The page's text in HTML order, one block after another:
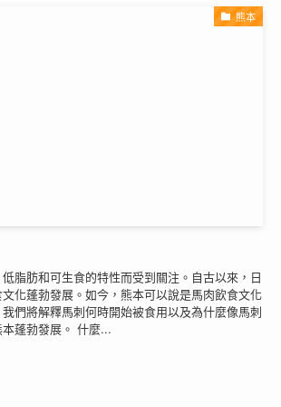
熊本
脂肪和可生食的特性而受到關注。自古以來，日
化蓬勃發展。如今，熊本可以說是馬肉飲食文化
們將解釋馬刺何時開始被食用以及為什麼像馬刺
蓬勃發展。 什麼...